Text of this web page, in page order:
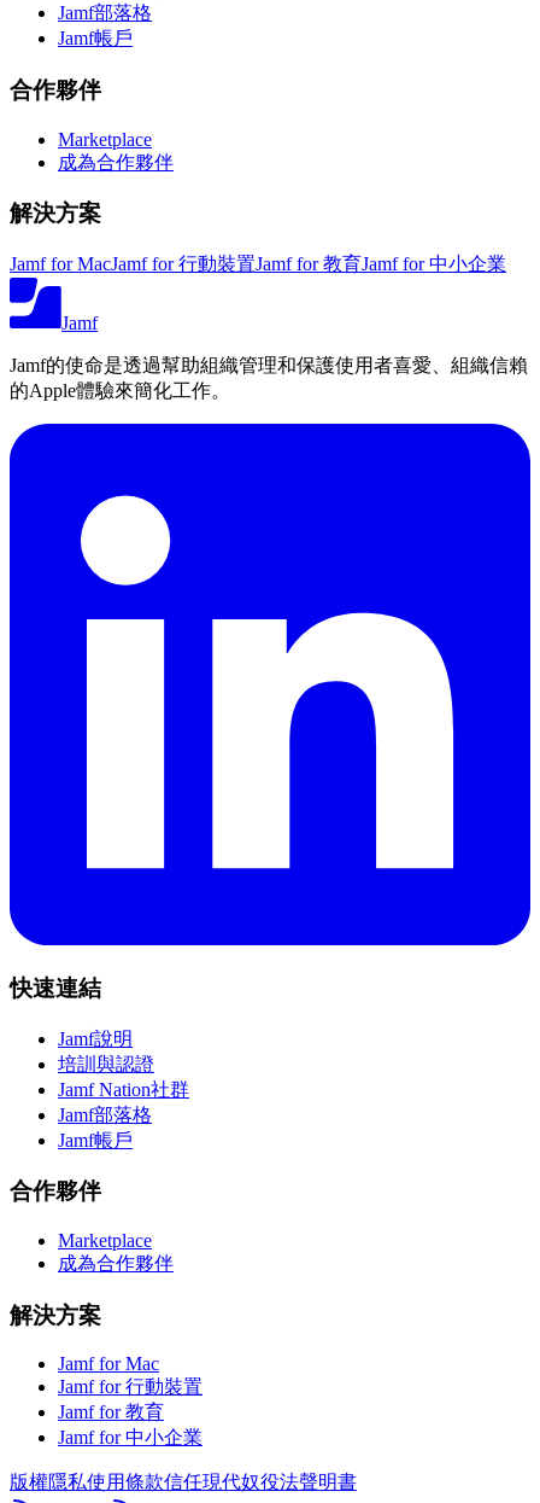
Jamf部落格
Jamf帳戶
合作夥伴
Marketplace
成為合作夥伴
解決方案
Jamf for MacJamf for 行動裝置Jamf for 教育Jamf for 中小企業
Jamf
Jamf的使命是透過幫助組織管理和保護使用者喜愛、組織信賴
的Apple體驗來簡化工作。
快速連結
Jamf說明
培訓與認證
Jamf Nation社群
Jamf部落格
Jamf帳戶
合作夥伴
Marketplace
成為合作夥伴
解決方案
Jamf for Mac
Jamf for 行動裝置
Jamf for 教育
Jamf for 中小企業
版權隱私使用條款信任現代奴役法聲明書